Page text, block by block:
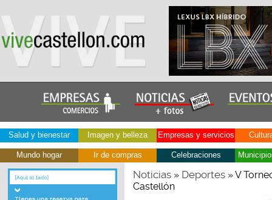
Salud y bienestar Imagen y belleza Empresas y servicios
Mundo hogar Ir de compras Celebraciones
Noticias» Deportes» V
Castellón